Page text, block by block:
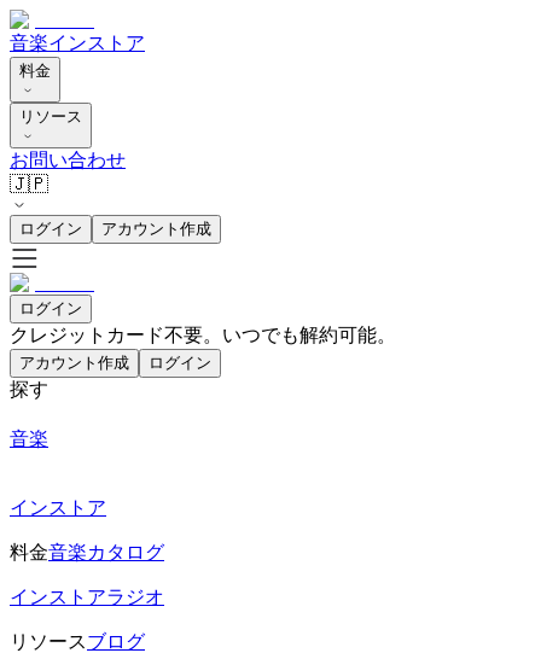
音楽インストア
料金
リソース
お問い合わせ
🇯🇵
ログイン アカウント作成
ログイン
クレジットカード不要。いつでも解約可能。
アカウント作成 ログイン
探す
音楽
インストア
料金音楽カタログ
インストアラジオ
リソースブログ